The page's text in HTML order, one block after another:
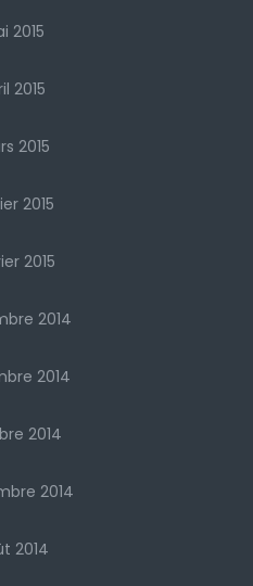
2015
2015
2015
2015
2015
2014
2014
2014
2014
2014